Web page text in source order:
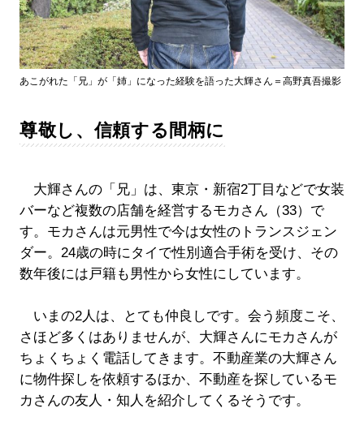
あこがれた「兄」が「姉」になった経験を語った大輝さん＝高野真吾撮影
尊敬し、信頼する間柄に
大輝さんの「兄」は、東京・新宿2丁目などで女装
バーなど複数の店舗を経営するモカさん（33）で
す。モカさんは元男性で今は女性のトランスジェン
ダー。24歳の時にタイで性別適合手術を受け、その
数年後には戸籍も男性から女性にしています。
いまの2人は、とても仲良しです。会う頻度こそ、
さほど多くはありませんが、大輝さんにモカさんが
ちょくちょく電話してきます。不動産業の大輝さん
に物件探しを依頼するほか、不動産を探しているモ
カさんの友人・知人を紹介してくるそうです。